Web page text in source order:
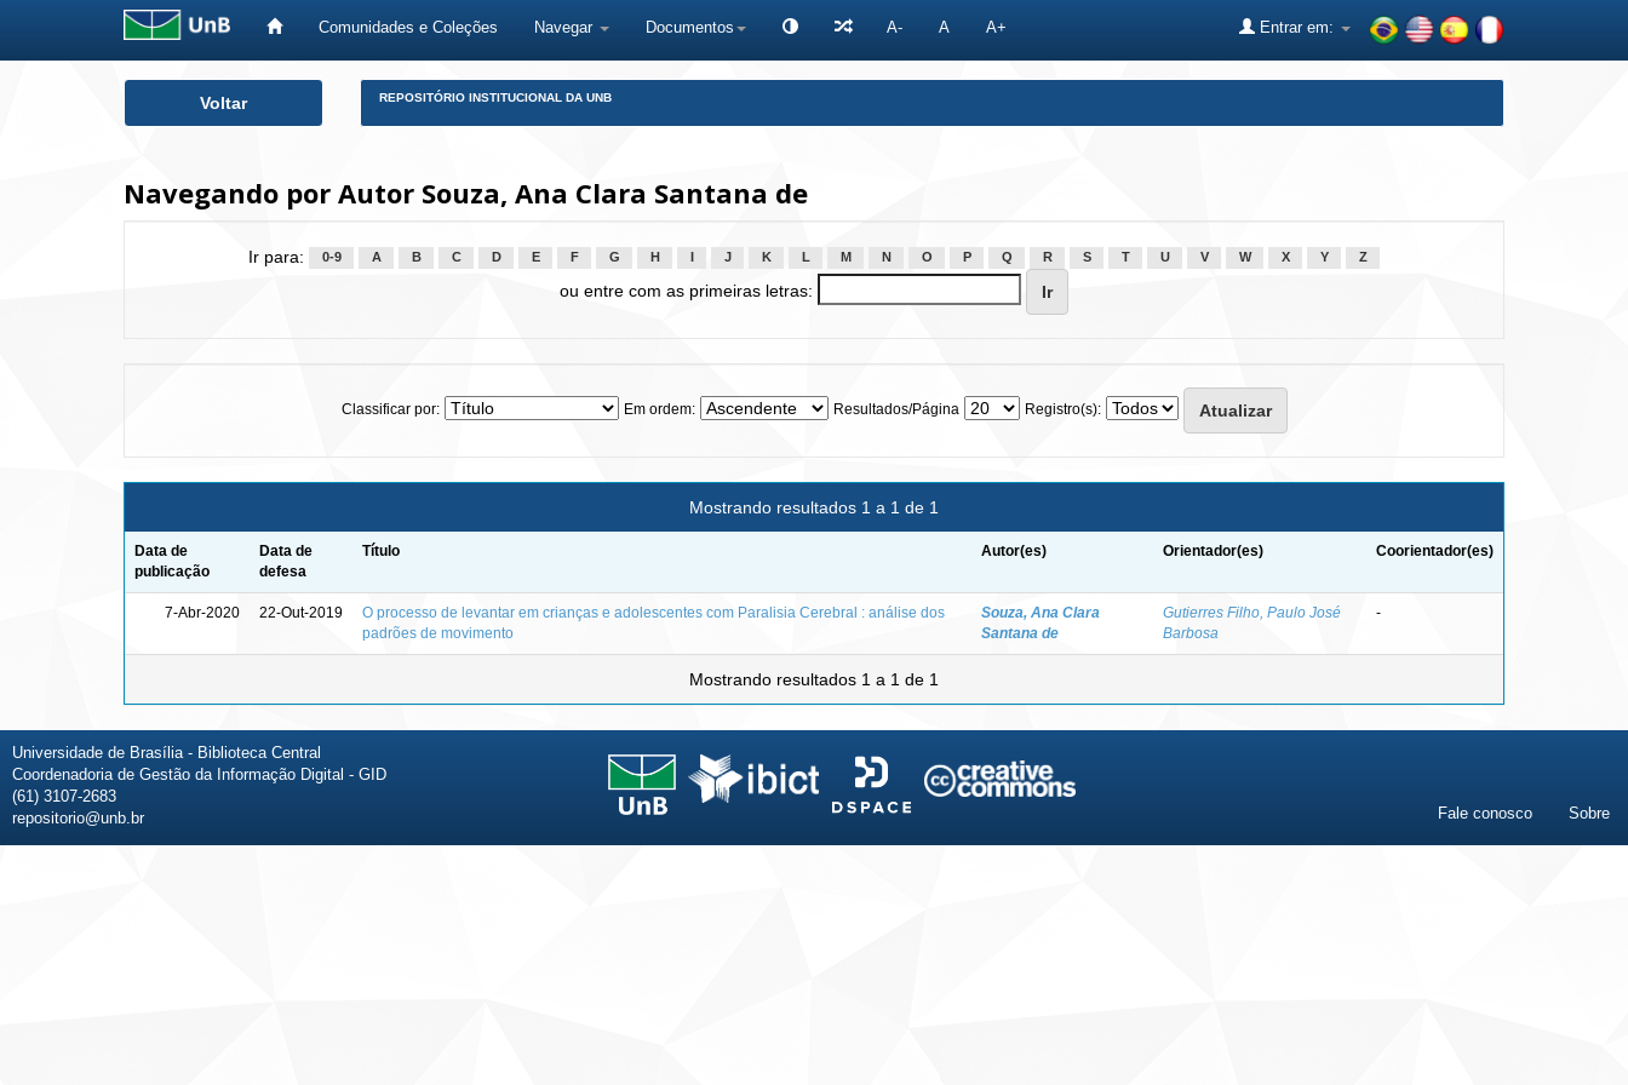
Comunidades e Coleções Navegar Documentos A- A A+ Entrar em:
Voltar REPOSITÓRIO INSTITUCIONAL DA UNB
Navegando por Autor Souza, Ana Clara Santana de
Ir para: 0-9 A B C D E F G H J K L M N O P Q R S T U V W X Y Z
ou entre com as primeiras letras:
Classificar por: Em ordem: Resultados/Página Registro(s):
Mostrando resultados 1 a 1 de 1
Data de
publicação
Data de
defesa
Título Autor(es) Orientador(es) Coorientador(es)
7-Abr-2020 22-Out-2019
O processo de levantar em crianças e adolescentes com Paralisia Cerebral : análise dos
padrões de movimento
Souza, Ana Clara
Santana de
Gutierres Filho, Paulo José
Barbosa
-
Mostrando resultados 1 a 1 de 1
Universidade de Brasília - Biblioteca Central
Coordenadoria de Gestão da Informação Digital - GID
(61) 3107-2683
repositorio@unb.br
Fale conosco Sobre